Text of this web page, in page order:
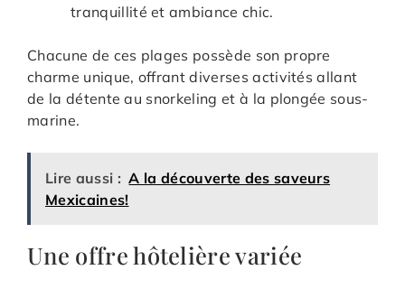
tranquillité et ambiance chic.
Chacune de ces plages possède son propre
charme unique, offrant diverses activités allant
de la détente au snorkeling et à la plongée sous-
marine.
Lire aussi : A la découverte des saveurs
Mexicaines!
Une offre hôtelière variée